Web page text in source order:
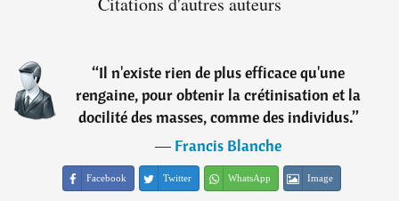
“Il n'existe rien de plus efficace qu'une
rengaine, pour obtenir la crétinisation et la
docilité des masses, comme des individus.”
―Francis Blanche
Facebook Twitter WhatsApp Image